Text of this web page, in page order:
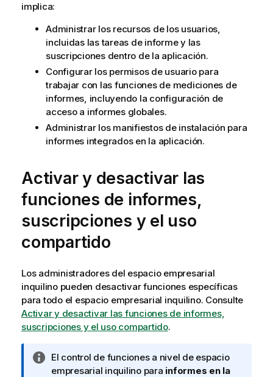
implica:
Administrar los recursos de los usuarios,
incluidas lastareas de informey las
suscripciones dentro de la aplicación.
Configurar los permisos de usuario para
trabajar con las funciones de mediciones de
informes, incluyendo la configuración de
acceso a informes globales.
Administrar los manifiestos de instalación para
informes integrados en la aplicación.
Activar y desactivar las
funciones de informes,
suscripciones y el uso
compartido
Los administradores del espacio empresarial
inquilino pueden desactivar funciones específicas
para todo el espacio empresarial inquilino. Consulte
Activar y desactivar las funciones de informes,
suscripciones y el uso compartido.
N
o
El control de funciones a nivel de espacio
empresarial inquilino para informes en la